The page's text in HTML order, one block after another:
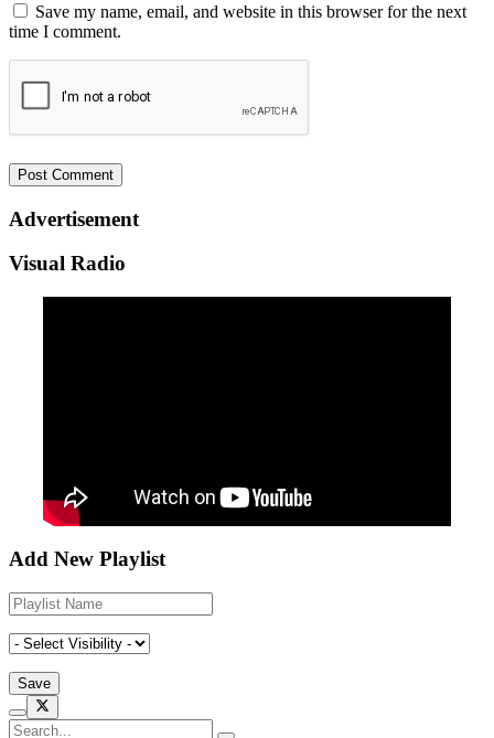
Save my name, email, and website in this browser for the next
time I comment.
Advertisement
Visual Radio
Add New Playlist